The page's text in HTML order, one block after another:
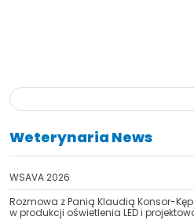
Weterynaria News
WSAVA 2026
Rozmowa z Panią Klaudią Konsor-
w produkcji oświetlenia LED i